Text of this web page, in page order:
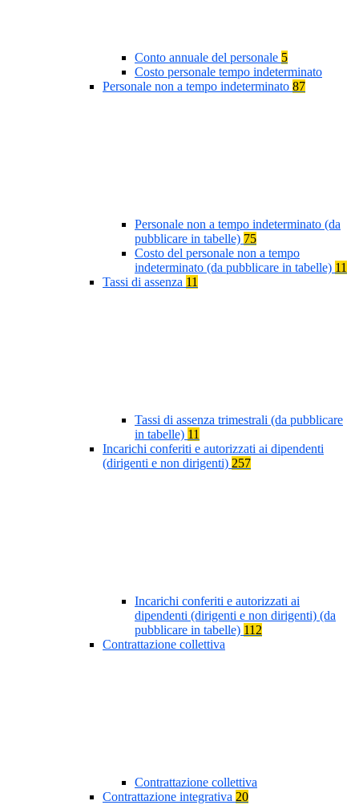
Conto annuale del personale 5
Costo personale tempo indeterminato
Personale non a tempo indeterminato 87
Personale non a tempo indeterminato (da
pubblicare in tabelle) 75
Costo del personale non a tempo
indeterminato (da pubblicare in tabelle) 11
Tassi di assenza 11
Tassi di assenza trimestrali (da pubblicare
in tabelle) 11
Incarichi conferiti e autorizzati ai dipendenti
(dirigenti e non dirigenti) 257
Incarichi conferiti e autorizzati ai
dipendenti (dirigenti e non dirigenti) (da
pubblicare in tabelle) 112
Contrattazione collettiva
Contrattazione collettiva
Contrattazione integrativa 20